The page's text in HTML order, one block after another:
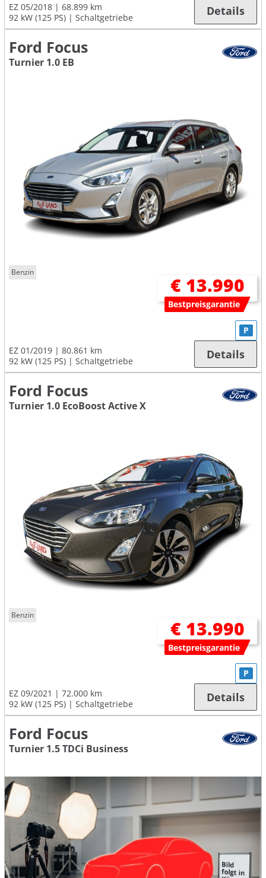
EZ 05/2018
68.899 km
92 kW (125 PS)
Schaltgetriebe Details
Ford Focus
Turnier 1.0 EB
Benzin
€ 13.990
Bestpreisgarantie
EZ 01/2019
80.861 km
92 kW (125 PS)
Schaltgetriebe
P
Details
Ford Focus
Turnier 1.0 EcoBoost Active X
Benzin
€ 13.990
Bestpreisgarantie
EZ 09/2021
72.000 km
92 kW (125 PS)
Schaltgetriebe
P
Details
Ford Focus
Turnier 1.5 TDCi Business